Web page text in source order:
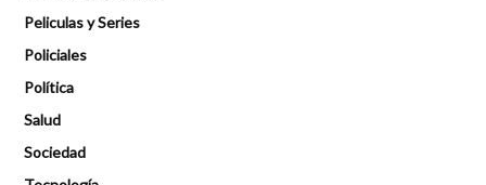
Peliculas y Series
Policiales
Política
Salud
Sociedad